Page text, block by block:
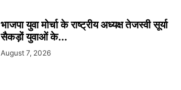
भाजपा युवा मोर्चा के राष्ट्रीय अध्यक्ष तेजस्वी सूर्या
सैकड़ों युवाओं के...
August 7, 2026